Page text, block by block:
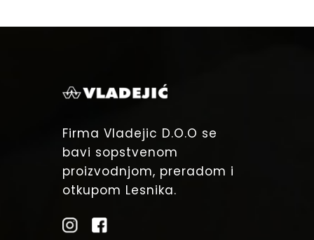
Firma Vladejic D.O.O se
bavi sopstvenom
proizvodnjom, preradom i
otkupom Lesnika.